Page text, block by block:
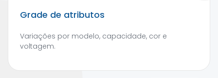
Grade de atributos
Variações por modelo, capacidade, cor e
voltagem.